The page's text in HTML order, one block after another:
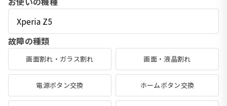
故障の種類
画面割れ・ガラス割れ 画面・液晶割れ
電源ボタン交換 ホームボタン交換